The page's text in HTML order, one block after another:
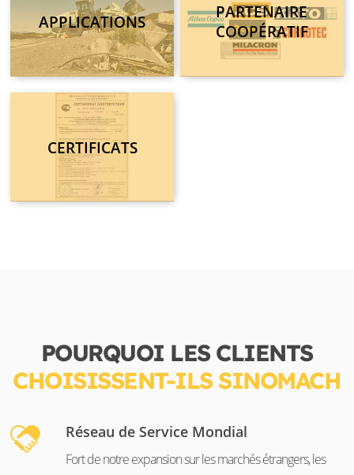
APPLICATIONS
PARTENAIRE
COOPÉRATIF
CERTIFICATS
POURQUOI LES CLIENTS
CHOISISSENT-ILS SINOMACH
Réseau de Service Mondial
Fort de notre expansion sur les marchés étrangers, les